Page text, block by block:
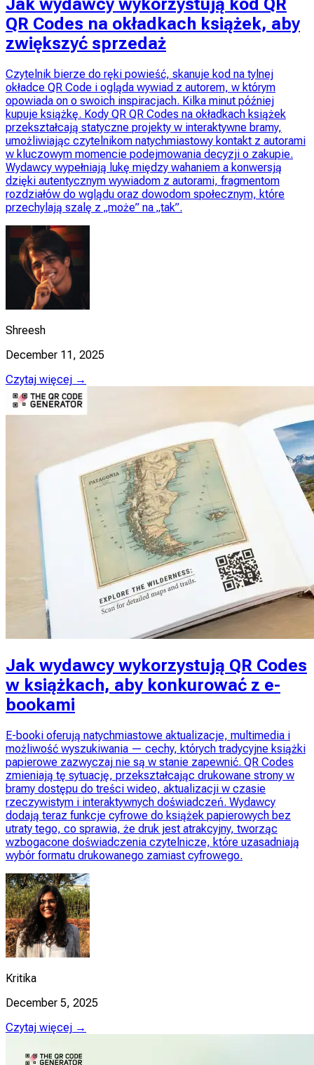
Jak wydawcy wykorzystują kod QR
QR Codes na okładkach książek, aby
zwiększyć sprzedaż
Czytelnik bierze do ręki powieść, skanuje kod na tylnej
okładce QR Code i ogląda wywiad z autorem, w którym
opowiada on o swoich inspiracjach. Kilka minut później
kupuje książkę. Kody QR QR Codes na okładkach książek
przekształcają statyczne projekty w interaktywne bramy,
umożliwiając czytelnikom natychmiastowy kontakt z autorami
w kluczowym momencie podejmowania decyzji o zakupie.
Wydawcy wypełniają lukę między wahaniem a konwersją
dzięki autentycznym wywiadom z autorami, fragmentom
rozdziałów do wglądu oraz dowodom społecznym, które
przechylają szalę z „może” na „tak”.
Shreesh
December 11, 2025
Czytaj więcej →
Jak wydawcy wykorzystują QR Codes
w książkach, aby konkurować z e-
bookami
E-booki oferują natychmiastowe aktualizacje, multimedia i
możliwość wyszukiwania — cechy, których tradycyjne książki
papierowe zazwyczaj nie są w stanie zapewnić. QR Codes
zmieniają tę sytuację, przekształcając drukowane strony w
bramy dostępu do treści wideo, aktualizacji w czasie
rzeczywistym i interaktywnych doświadczeń. Wydawcy
dodają teraz funkcje cyfrowe do książek papierowych bez
utraty tego, co sprawia, że druk jest atrakcyjny, tworząc
wzbogacone doświadczenia czytelnicze, które uzasadniają
wybór formatu drukowanego zamiast cyfrowego.
Kritika
December 5, 2025
Czytaj więcej →